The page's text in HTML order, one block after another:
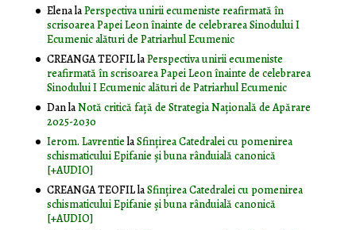
ElenalaPerspectiva unirii ecumeniste reafirmată în
scrisoarea Papei Leon înainte de celebrarea Sinodului I
Ecumenic alături de Patriarhul Ecumenic
CREANGA TEOFILlaPerspectiva unirii ecumeniste
reafirmată în scrisoarea Papei Leon înainte de celebrarea
Sinodului I Ecumenic alături de Patriarhul Ecumenic
DanlaNotă critică faţă de Strategia Naţională de Apărare
2025-2030
Ierom. LavrentielaSfințirea Catedralei cu pomenirea
schismaticului Epifanie și buna rânduială canonică
[+AUDIO]
CREANGA TEOFILlaSfințirea Catedralei cu pomenirea
schismaticului Epifanie și buna rânduială canonică
[+AUDIO]